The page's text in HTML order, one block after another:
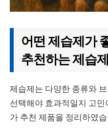
어떤 제습제가
추천하는 제습
제습제는 다양한 종류와
선택해야 효과적일지 고
가 추천 제품을 정리하였